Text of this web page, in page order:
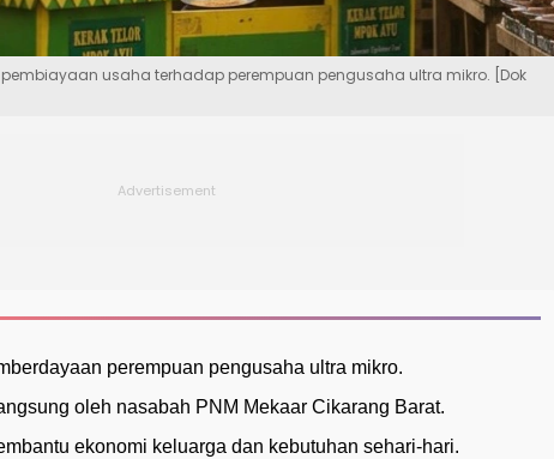
pembiayaan usaha terhadap perempuan pengusaha ultra mikro. [Dok
perempuan pengusaha ultra mikro.
oleh nasabah PNM Mekaar Cikarang Barat.
ekonomi keluarga dan kebutuhan sehari-hari.